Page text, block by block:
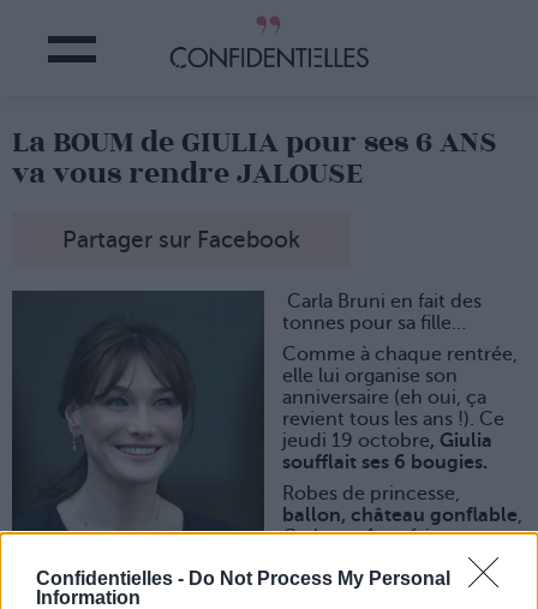
Confidentielles - Do Not Process My Personal
Information
La BOUM de GIULIA pour ses 6 ANS
va vous rendre JALOUSE
Partager sur Facebook
Carla Bruni en fait des
tonnes pour sa fille…
Comme à chaque rentrée,
elle lui organise son
anniversaire (eh oui, ça
revient tous les ans !). Ce
jeudi 19 octobre, Giulia
soufflait ses 6 bougies.
Robes de princesse,
ballon, château gonflable,
Carla a même fait
fée du ciel
pour animer le